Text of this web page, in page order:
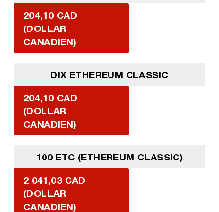
204,10 CAD
(DOLLAR
CANADIEN)
DIX ETHEREUM CLASSIC
204,10 CAD
(DOLLAR
CANADIEN)
100 ETC (ETHEREUM CLASSIC)
2 041,03 CAD
(DOLLAR
CANADIEN)